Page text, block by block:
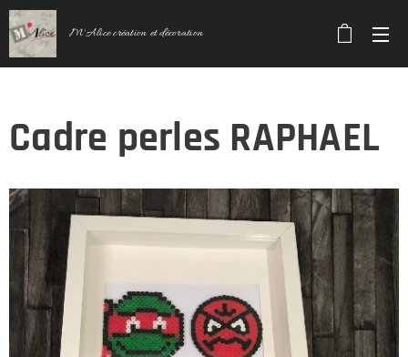
M'Alice création et décoration
Cadre perles RAPHAEL